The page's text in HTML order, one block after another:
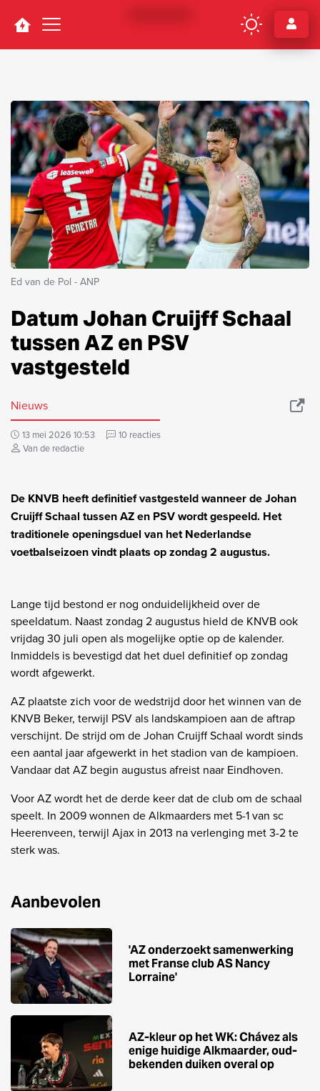
Navigation
Ed van de Pol - ANP
Datum Johan Cruijff Schaal
tussen AZ en PSV
vastgesteld
Nieuws
13 mei 2026 10:53
10 reacties
Van de redactie
De KNVB heeft definitief vastgesteld wanneer de Johan
Cruijff Schaal tussen AZ en PSV wordt gespeeld. Het
traditionele openingsduel van het Nederlandse
voetbalseizoen vindt plaats op zondag 2 augustus.
Lange tijd bestond er nog onduidelijkheid over de
speeldatum. Naast zondag 2 augustus hield de KNVB ook
vrijdag 30 juli open als mogelijke optie op de kalender.
Inmiddels is bevestigd dat het duel definitief op zondag
wordt afgewerkt.
AZ plaatste zich voor de wedstrijd door het winnen van de
KNVB Beker, terwijl PSV als landskampioen aan de aftrap
verschijnt. De strijd om de Johan Cruijff Schaal wordt sinds
een aantal jaar afgewerkt in het stadion van de kampioen.
Vandaar dat AZ begin augustus afreist naar Eindhoven.
Voor AZ wordt het de derde keer dat de club om de schaal
speelt. In 2009 wonnen de Alkmaarders met 5-1 van sc
Heerenveen, terwijl Ajax in 2013 na verlenging met 3-2 te
sterk was.
Aanbevolen
'AZ onderzoekt samenwerking
met Franse club AS Nancy
Lorraine'
AZ-kleur op het WK: Chávez als
enige huidige Alkmaarder, oud-
bekenden duiken overal op